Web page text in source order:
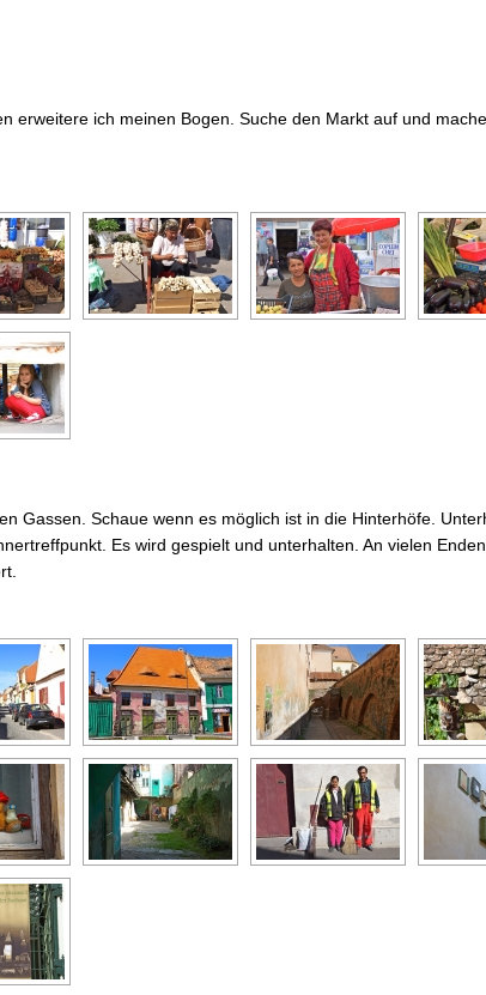
erweitere ich meinen Bogen. Suche den Markt auf und
Gassen. Schaue wenn es möglich ist in die Hinterhöfe.
Es wird gespielt und unterhalten. An vielen